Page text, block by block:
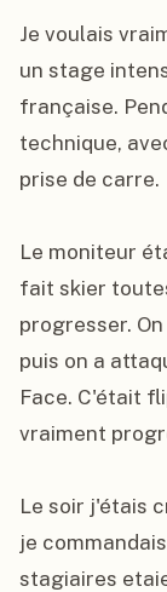
Je voulais
un stage
française.
technique,
prise de carre.
Le moniteur
fait skier
progresser.
puis on a
Face. C'était
vraiment
Le soir j'étais
je
stagiaires